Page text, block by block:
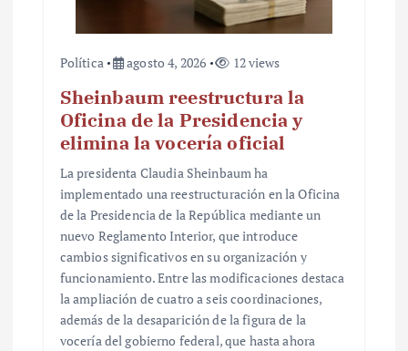
Política agosto 4, 2026 12 views
Sheinbaum reestructura la
Oficina de la Presidencia y
elimina la vocería oficial
La presidenta Claudia Sheinbaum ha
implementado una reestructuración en la Oficina
de la Presidencia de la República mediante un
nuevo Reglamento Interior, que introduce
cambios significativos en su organización y
funcionamiento. Entre las modificaciones destaca
la ampliación de cuatro a seis coordinaciones,
además de la desaparición de la figura de la
vocería del gobierno federal, que hasta ahora